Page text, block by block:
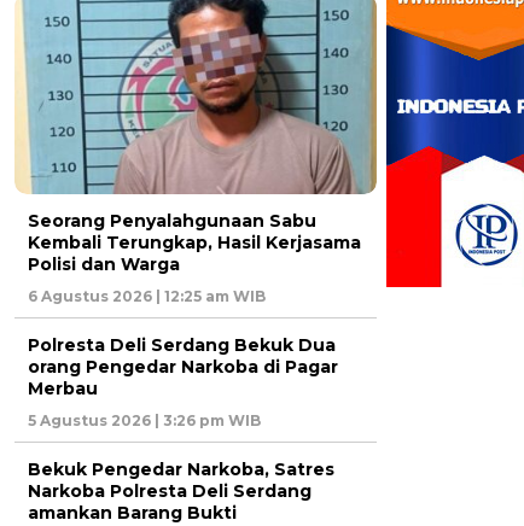
Seorang Penyalahgunaan Sabu
Kembali Terungkap, Hasil Kerjasama
Polisi dan Warga
6 Agustus 2026 | 12:25 am WIB
Polresta Deli Serdang Bekuk Dua
orang Pengedar Narkoba di Pagar
Merbau
5 Agustus 2026 | 3:26 pm WIB
Bekuk Pengedar Narkoba, Satres
Narkoba Polresta Deli Serdang
amankan Barang Bukti